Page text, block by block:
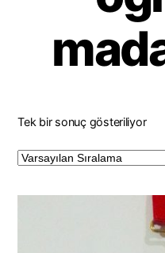
Tek bir sonuç gösteriliyor